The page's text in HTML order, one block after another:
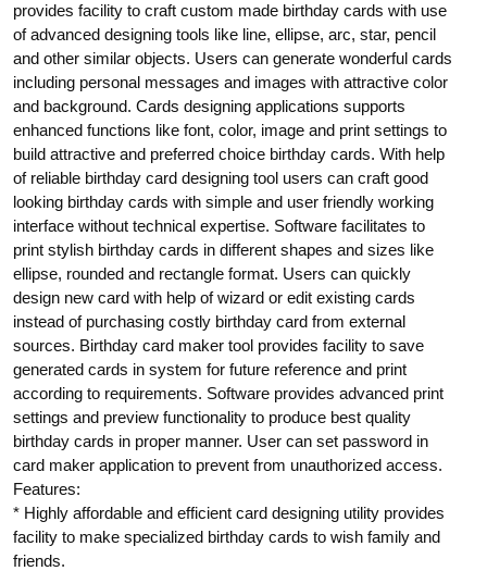
provides facility to craft custom made birthday cards with use
of advanced designing tools like line, ellipse, arc, star, pencil
and other similar objects. Users can generate wonderful cards
including personal messages and images with attractive color
and background. Cards designing applications supports
enhanced functions like font, color, image and print settings to
build attractive and preferred choice birthday cards. With help
of reliable birthday card designing tool users can craft good
looking birthday cards with simple and user friendly working
interface without technical expertise. Software facilitates to
print stylish birthday cards in different shapes and sizes like
ellipse, rounded and rectangle format. Users can quickly
design new card with help of wizard or edit existing cards
instead of purchasing costly birthday card from external
sources. Birthday card maker tool provides facility to save
generated cards in system for future reference and print
according to requirements. Software provides advanced print
settings and preview functionality to produce best quality
birthday cards in proper manner. User can set password in
card maker application to prevent from unauthorized access.
Features:
* Highly affordable and efficient card designing utility provides
facility to make specialized birthday cards to wish family and
friends.